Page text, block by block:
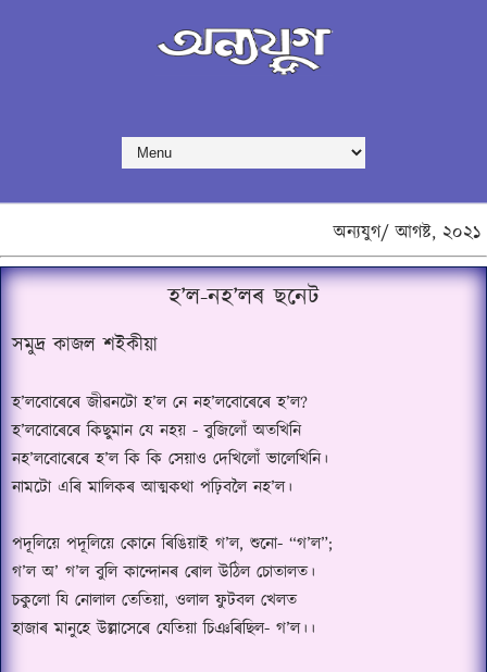
অন্যযুগ/ আগষ্ট, ২০২১
হ’ল-নহ’লৰ ছনেট
সমুদ্ৰ কাজল শইকীয়া
হ’লবোৰেৰে জীৱনটো হ’ল নে নহ’লবোৰেৰে হ’ল?
হ’লবোৰেৰে কিছুমান যে নহয় - বুজিলোঁ অতখিনি
নহ’লবোৰেৰে হ’ল কি কি সেয়াও দেখিলোঁ ভালেখিনি।
নামটো এৰি মালিকৰ আত্মকথা পঢ়িবলৈ নহ’ল।
পদূলিয়ে পদূলিয়ে কোনে ৰিঙিয়াই গ’ল, শুনো- “গ’ল”;
গ’ল অ’ গ’ল বুলি কান্দোনৰ ৰোল উঠিল চোতালত।
চকুলো যি নোলাল তেতিয়া, ওলাল ফুটবল খেলত
হাজাৰ মানুহে উল্লাসেৰে যেতিয়া চিঞৰিছিল- গ’ল।।